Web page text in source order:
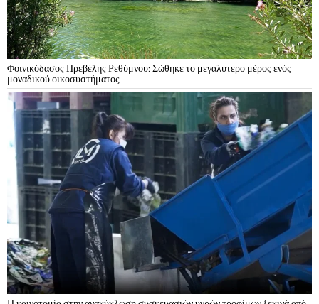
Φοινικόδασος Πρεβέλης Ρεθύμνου: Σώθηκε το μεγαλύτερο μέρος ενός
μοναδικού οικοσυστήματος